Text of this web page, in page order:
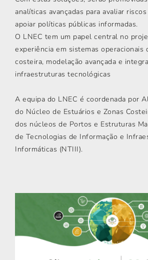
analíticas avançadas para avaliar
apoiar políticas públicas informadas.
O LNEC tem um papel central no
experiência em sistemas operacionais
costeira, modelação avançada e
infraestruturas tecnológicas
A equipa do LNEC é coordenada por
do Núcleo de Estuários e Zonas
dos núcleos de Portos e Estruturas
de Tecnologias de Informação e
Informáticas (NTIII).